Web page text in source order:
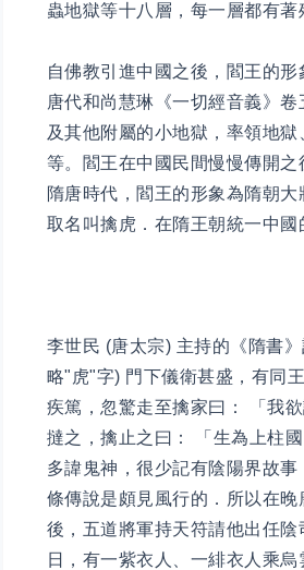
蟲地獄等十八層，每一層都有
自佛教引進中國之後，閻王的形
唐代和尚慧琳《一切經音義》
及其他附屬的小地獄，率領地
等。閻王在中國民間慢慢傳開之
隋唐時代，閻王的形象為隋朝
取名叫擒虎．在隋王朝統一中
李世民 (唐太宗) 主持的《隋書
略"虎"字) 門下儀衛甚盛，有同
疾篤，忽驚走至擒家曰： 「我
撻之，擒止之曰： 「生為上柱
多諱鬼神，很少記有陰陽界故
條傳說是頗見風行的．所以在
後，五道將軍持天符請他出任
日，有一紫衣人、一緋衣人乘